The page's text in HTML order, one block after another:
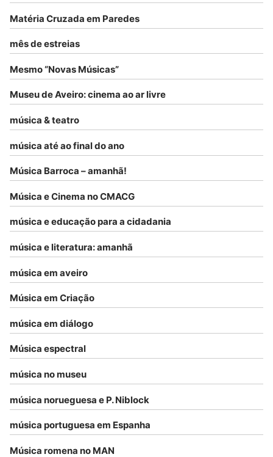
Matéria Cruzada em Paredes
mês de estreias
Mesmo “Novas Músicas”
Museu de Aveiro: cinema ao ar livre
música & teatro
música até ao final do ano
Música Barroca – amanhã!
Música e Cinema no CMACG
música e educação para a cidadania
música e literatura: amanhã
música em aveiro
Música em Criação
música em diálogo
Música espectral
música no museu
música norueguesa e P. Niblock
música portuguesa em Espanha
Música romena no MAN